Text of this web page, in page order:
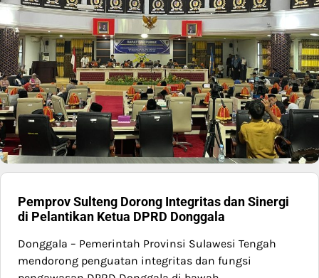
Pemprov Sulteng Dorong Integritas dan Sinergi
di Pelantikan Ketua DPRD Donggala
Donggala – Pemerintah Provinsi Sulawesi Tengah
mendorong penguatan integritas dan fungsi